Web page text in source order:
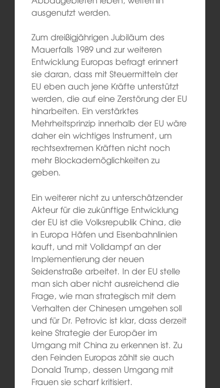
ausgenutzt werden.
Zum dreißigjährigen Jubiläum des
Mauerfalls 1989 und zur weiteren
Entwicklung Europas befragt erinnert
sie daran, dass mit Steuermitteln der
EU eben auch jene Kräfte unterstützt
werden, die auf eine Zerstörung der EU
hinarbeiten. Ein verstärktes
Mehrheitsprinzip innerhalb der EU wäre
daher ein wichtiges Instrument, um
rechtsextremen Kräften nicht noch
mehr Blockademöglichkeiten zu
geben.
Ein weiterer nicht zu unterschätzender
Akteur für die zukünftige Entwicklung
der EU ist die Volksrepublik China, die
in Europa Häfen und Eisenbahnlinien
kauft, und mit Volldampf an der
Implementierung der neuen
Seidenstraße arbeitet. In der EU stelle
man sich aber nicht ausreichend die
Frage, wie man strategisch mit dem
Verhalten der Chinesen umgehen soll
und für Dr. Petrovic ist klar, dass derzeit
keine Strategie der Europäer im
Umgang mit China zu erkennen ist. Zu
den Feinden Europas zählt sie auch
Donald Trump, dessen Umgang mit
Frauen sie scharf kritisiert.